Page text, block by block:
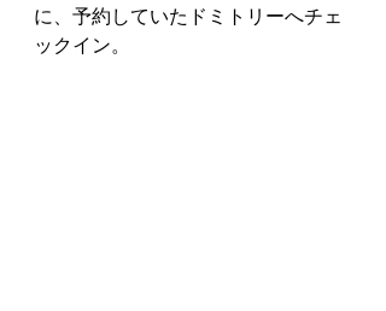
に、予約していたドミトリーへチェ
ックイン。